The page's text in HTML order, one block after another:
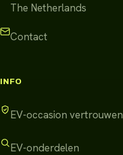
The Netherlands
Contact
INFO
EV-occasion vertrouwen
EV-onderdelen